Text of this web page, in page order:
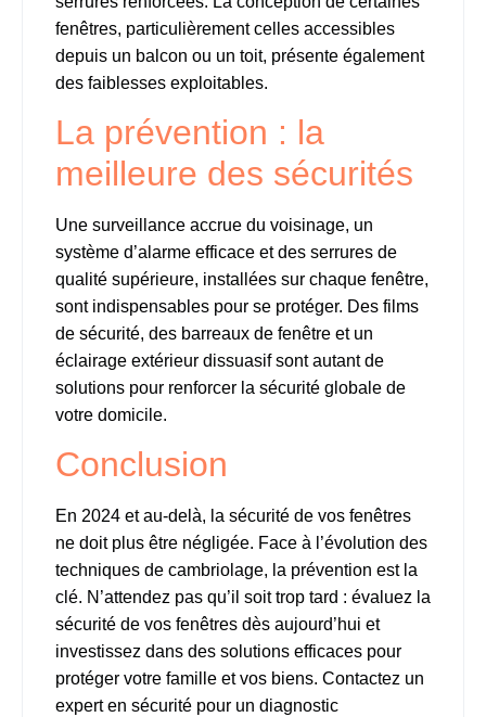
fenêtres, particulièrement celles accessibles
depuis un balcon ou un toit, présente également
des faiblesses exploitables.
La prévention : la
meilleure des sécurités
Une surveillance accrue du voisinage, un
système d’alarme efficace et des serrures de
qualité supérieure, installées sur chaque fenêtre,
sont indispensables pour se protéger. Des films
de sécurité, des barreaux de fenêtre et un
éclairage extérieur dissuasif sont autant de
solutions pour renforcer la sécurité globale de
votre domicile.
Conclusion
En 2024 et au-delà, la sécurité de vos fenêtres
ne doit plus être négligée. Face à l’évolution des
techniques de cambriolage, la prévention est la
clé. N’attendez pas qu’il soit trop tard : évaluez la
sécurité de vos fenêtres dès aujourd’hui et
investissez dans des solutions efficaces pour
protéger votre famille et vos biens. Contactez un
expert en sécurité pour un diagnostic